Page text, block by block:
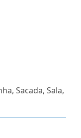
Sacada, Sala,